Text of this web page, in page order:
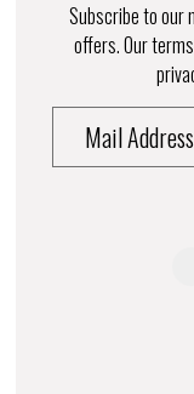
Subscribe to our
offers. Our